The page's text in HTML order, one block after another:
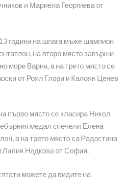
и Мариела Георгиева от
години на шпага мъже шампион
на второ място завърши
море Варна, а на трето място се
от Роял Глори и Калоян Ценев
първо място се класира Никол
медал спечели Елена
а на трето място са Радостина
Лилия Недкова от София.
можете да видите на